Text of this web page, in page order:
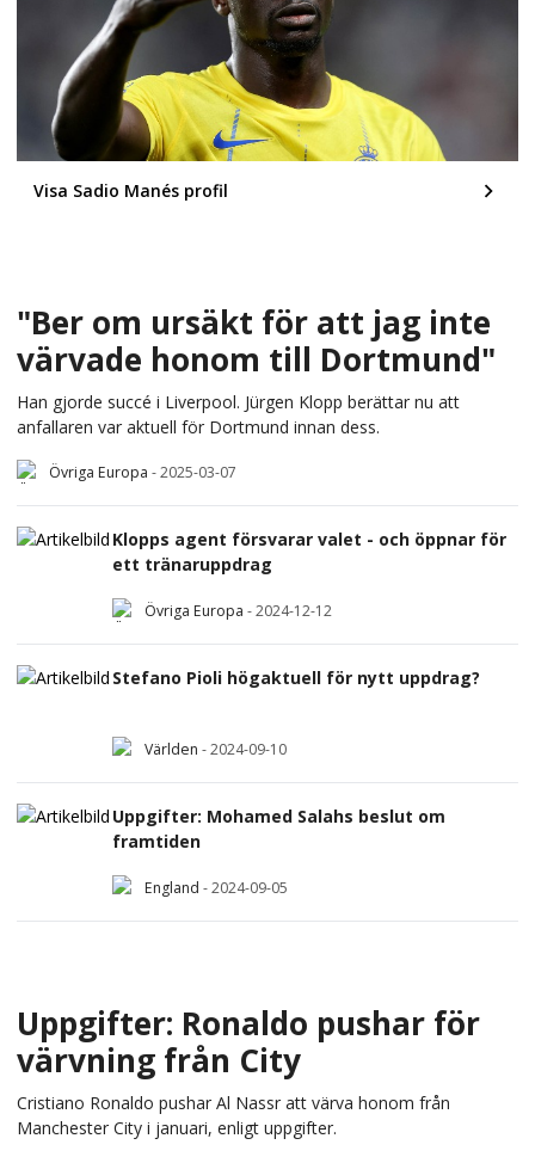
Visa Sadio Manés profil
"Ber om ursäkt för att jag inte
värvade honom till Dortmund"
Han gjorde succé i Liverpool. Jürgen Klopp berättar nu att
anfallaren var aktuell för Dortmund innan dess.
Övriga Europa -2025-03-07
Klopps agent försvarar valet - och öppnar för
ett tränaruppdrag
Övriga Europa -2024-12-12
Stefano Pioli högaktuell för nytt uppdrag?
Världen -2024-09-10
Uppgifter: Mohamed Salahs beslut om
framtiden
England -2024-09-05
Uppgifter: Ronaldo pushar för
värvning från City
Cristiano Ronaldo pushar Al Nassr att värva honom från
Manchester City i januari, enligt uppgifter.